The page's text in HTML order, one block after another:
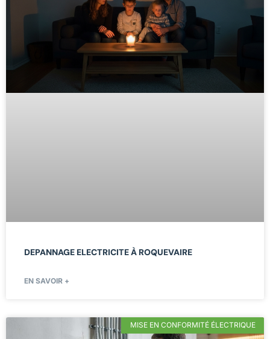
DEPANNAGE ELECTRICITE À ROQUEVAIRE
EN SAVOIR +
MISE EN CONFORMITÉ ÉLECTRIQUE